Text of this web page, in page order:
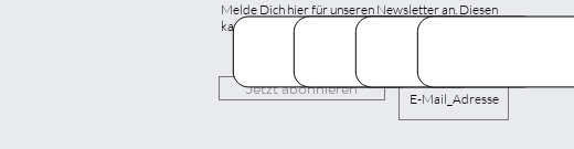
Melde Dich hier für unseren Newsletter an. Diesen
kannst Du jederzeit kostenlos abbestellen.
Jetzt abonnieren